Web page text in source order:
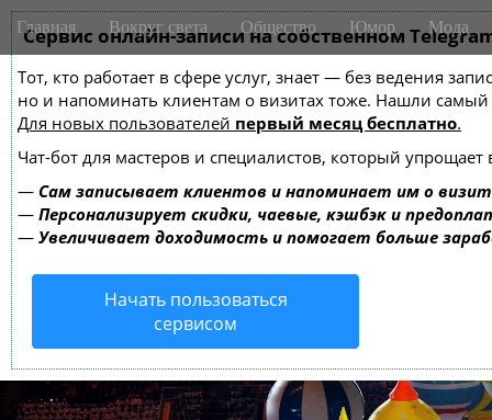
Сервис онлайн-записи на собственном
Тот, кто работает в сфере услуг, знает — без ведения
но и напоминать клиентам о визитах тоже. Нашли
Для новых пользователей первый месяц бесплатно.
Чат-бот для мастеров и специалистов, который упрощает
— Сам записывает клиентов и напоминает им о
— Персонализирует скидки, чаевые, кэшбэк и
— Увеличивает доходимость и помогает больше
Начать пользоваться
сервисом
M
a
n
m
e
n
u
i
Главная Вокруг света Общество Юмор Мода